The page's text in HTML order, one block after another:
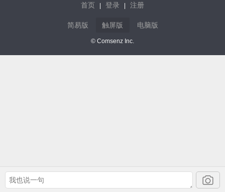
首页 登录 注册
简易版 触屏版 电脑版
© Comsenz Inc.